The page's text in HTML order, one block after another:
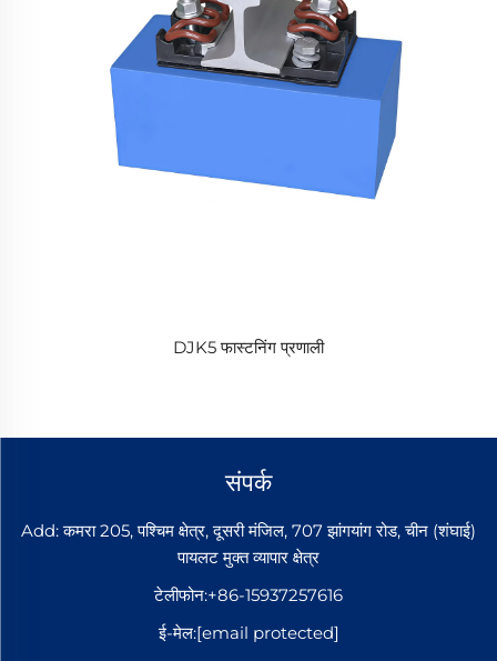
DJK5 फास्टनिंग प्रणाली
संपर्क
Add: कमरा 205, पश्चिम क्षेत्र, दूसरी मंजिल, 707 झांगयांग रोड, चीन (शंघाई)
पायलट मुक्त व्यापार क्षेत्र
टेलीफोन:+86-15937257616
ई-मेल:[email protected]